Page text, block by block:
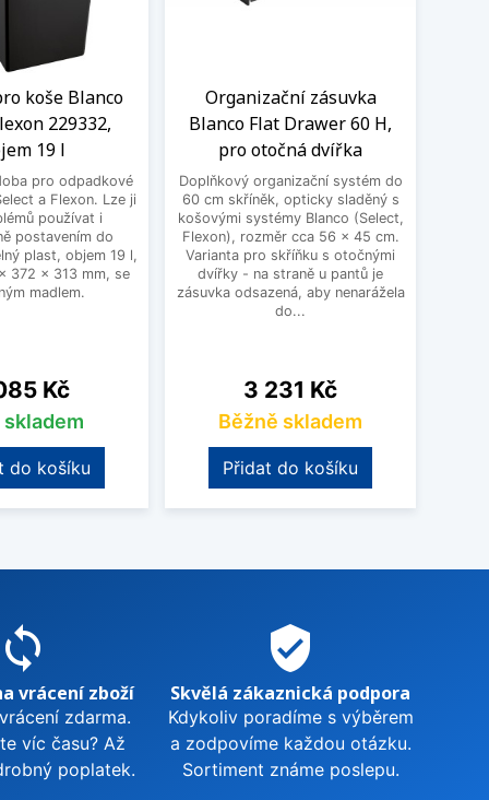
koše Blanco
229332,
19 l
pro odpadkové
a Flexon. Lze ji
používat i
postavením do
plast, objem 19 l,
372 x 313 mm, se
madlem.
Kč
skladem
do košíku
Organizační zásuvka
Blanco Flat Drawer 60 H,
pro otočná dvířka
Doplňkový organizační systém do
60 cm skříněk, opticky sladěný s
košovými systémy Blanco (Select,
Flexon), rozměr cca 56 x 45 cm.
Varianta pro skříňku s otočnými
dvířky - na straně u pantů je
zásuvka odsazená, aby nenarážela
do...
Cena
3 231 Kč
Běžně skladem
Přidat do košíku
vrácení zboží
zdarma.
víc času? Až
poplatek.
verified_user
Skvělá zákaznická podpora
Kdykoliv poradíme s výběrem
a zodpovíme každou otázku.
Sortiment známe poslepu.